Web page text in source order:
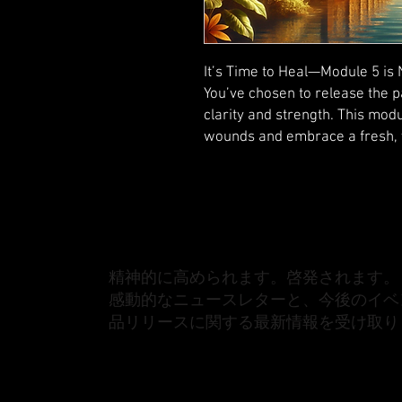
It’s Time to Heal—Module 5 is
You’ve chosen to release the
clarity and strength. This
wounds and embrace a
精神的に高められます。啓発されます。
感動的なニュースレターと、今後のイ
品リリースに関する最新情報を受け取